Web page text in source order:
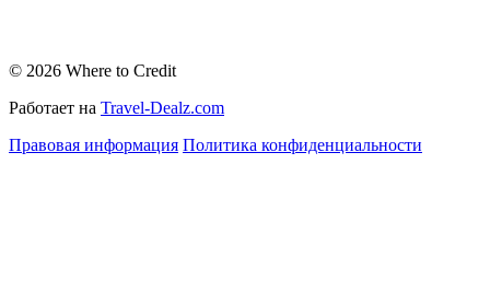
© 2026 Where to Credit
Работает на Travel-Dealz.com
Правовая информация Политика конфиденциальности